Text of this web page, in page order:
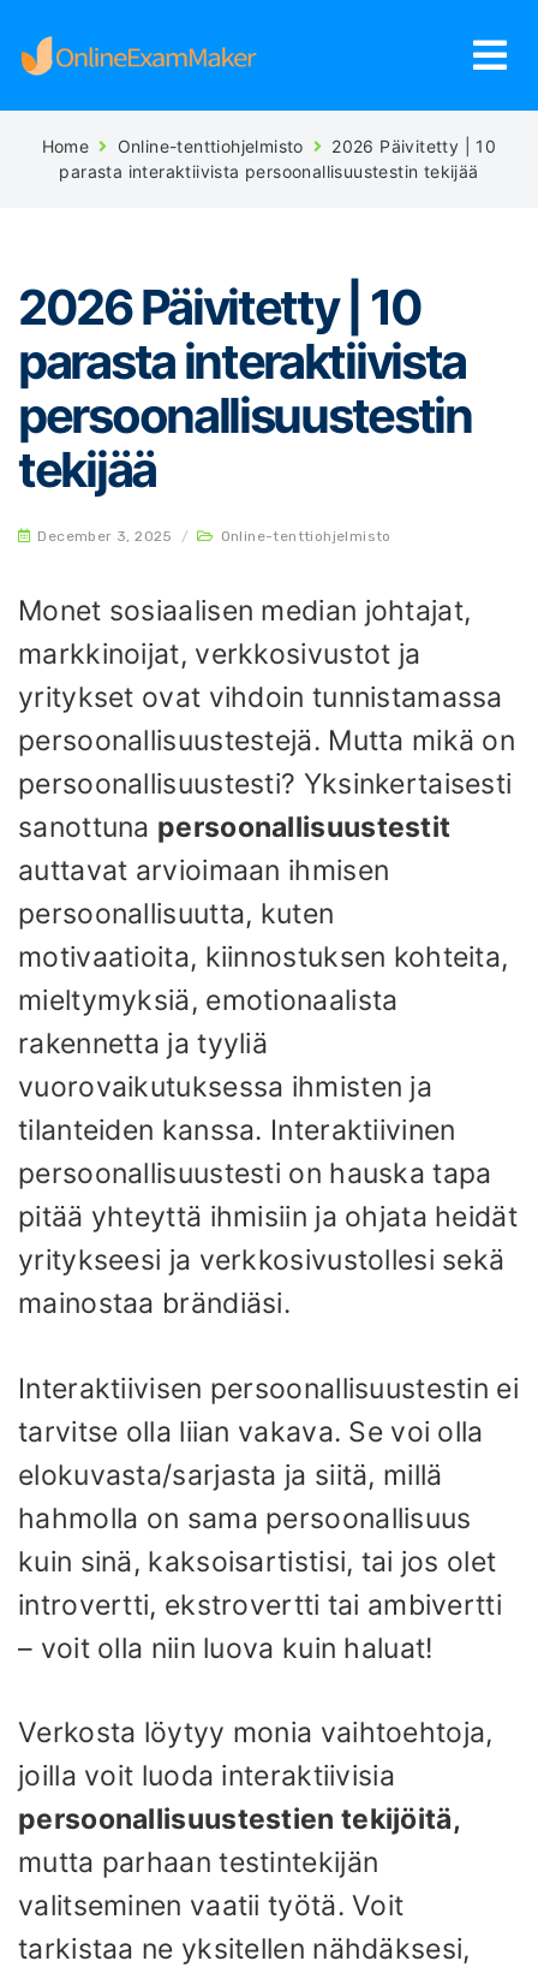
Home Online-tenttiohjelmisto
2026 Päivitetty | 10
parasta interaktiivista persoonallisuustestin tekijää
2026 Päivitetty | 10
parasta interaktiivista
persoonallisuustestin
tekijää
December 3, 2025 / Online-tenttiohjelmisto
Monet sosiaalisen median johtajat,
markkinoijat, verkkosivustot ja
yritykset ovat vihdoin tunnistamassa
persoonallisuustestejä. Mutta mikä on
persoonallisuustesti? Yksinkertaisesti
sanottuna persoonallisuustestit
auttavat arvioimaan ihmisen
persoonallisuutta, kuten
motivaatioita, kiinnostuksen kohteita,
mieltymyksiä, emotionaalista
rakennetta ja tyyliä
vuorovaikutuksessa ihmisten ja
tilanteiden kanssa. Interaktiivinen
persoonallisuustesti on hauska tapa
pitää yhteyttä ihmisiin ja ohjata heidät
yritykseesi ja verkkosivustollesi sekä
mainostaa brändiäsi.
Interaktiivisen persoonallisuustestin ei
tarvitse olla liian vakava. Se voi olla
elokuvasta/sarjasta ja siitä, millä
hahmolla on sama persoonallisuus
kuin sinä, kaksoisartistisi, tai jos olet
introvertti, ekstrovertti tai ambivertti
– voit olla niin luova kuin haluat!
Verkosta löytyy monia vaihtoehtoja,
joilla voit luoda interaktiivisia
persoonallisuustestien tekijöitä,
mutta parhaan testintekijän
valitseminen vaatii työtä. Voit
tarkistaa ne yksitellen nähdäksesi,